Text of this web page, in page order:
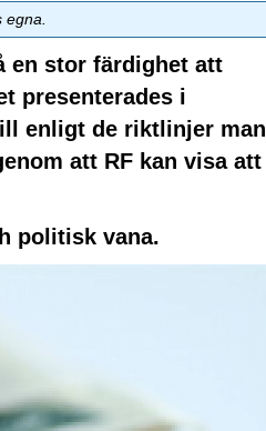
en stor färdighet att
presenterades i
enligt de riktlinjer man
att RF kan visa att
politisk vana.